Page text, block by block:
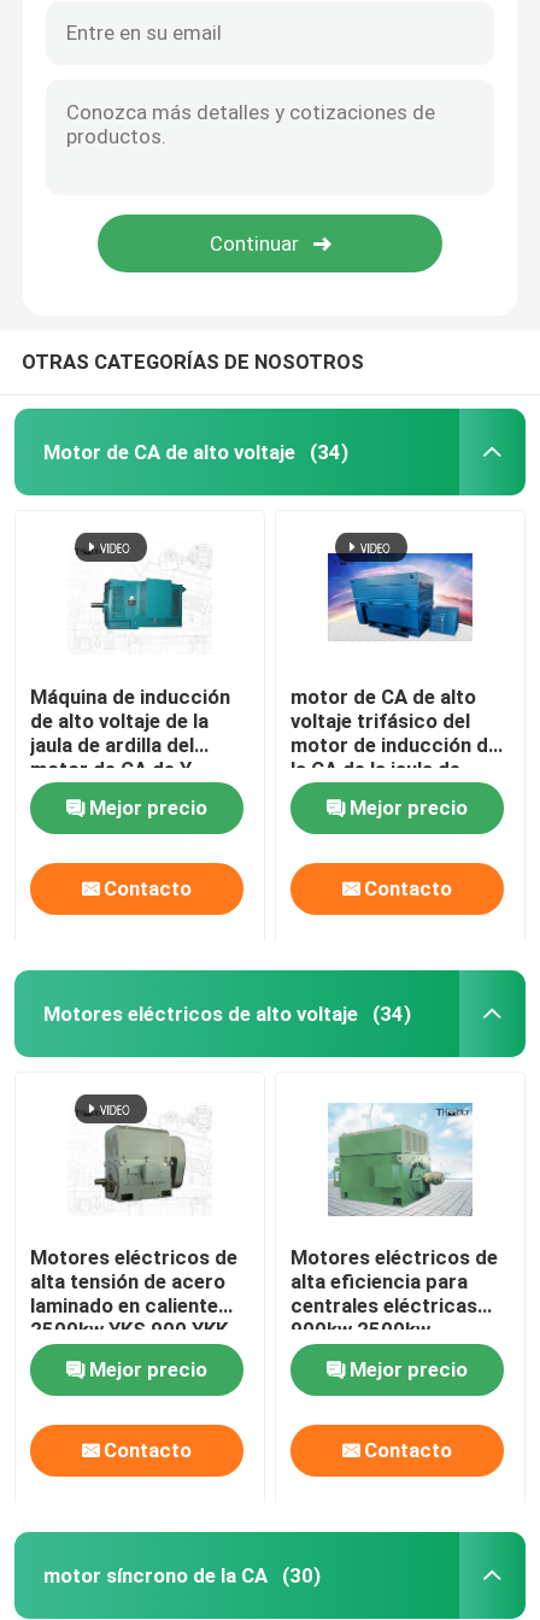
Hogar
Productos
Sobre nosotros
OTRAS CATEGORÍAS DE NOSOTROS
Motor de CA de alto voltaje (34)
Máquina de inducción
de alto voltaje de la
jaula de ardilla del
motor de CA de Y
1000kw 1500kw
3600rpm 3KV
Mejor precio
Contacto
motor de CA de alto
voltaje trifásico del
motor de inducción de
la CA de la jaula de
ardilla 6000kw 6kv
10kv
Mejor precio
Contacto
Motores eléctricos de alto voltaje (34)
Motores eléctricos de
alta tensión de acero
laminado en caliente
2500kw YKS 900 YKK
900
Mejor precio
Contacto
Motores eléctricos de
alta eficiencia para
centrales eléctricas
900kw 2500kw
Mejor precio
Contacto
motor síncrono de la CA (30)